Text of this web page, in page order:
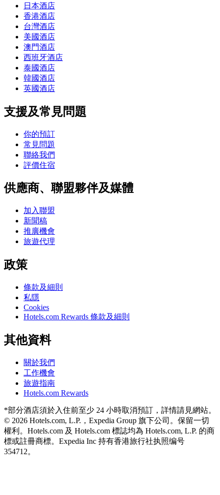
日本酒店
香港酒店
台灣酒店
美國酒店
澳門酒店
西班牙酒店
泰國酒店
韓國酒店
英國酒店
支援及常見問題
你的預訂
常見問題
聯絡我們
評價住宿
供應商、聯盟夥伴及媒體
加入聯盟
新聞稿
推廣機會
旅遊代理
政策
條款及細則
私隱
Cookies
Hotels.com Rewards 條款及細則
其他資料
關於我們
工作機會
旅遊指南
Hotels.com Rewards
*部分酒店須於入住前至少 24 小時取消預訂，詳情請見網站。
© 2026 Hotels.com, L.P.，Expedia Group 旗下公司。保留一切
權利。Hotels.com 及 Hotels.com 標誌均為 Hotels.com, L.P. 的商
標或註冊商標。 Expedia Inc 持有香港旅行社执照编号
354712。